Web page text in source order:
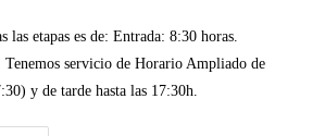
las etapas es de: Entrada: 8:30 horas.
Tenemos servicio de Horario Ampliado de
y de tarde hasta las 17:30h.